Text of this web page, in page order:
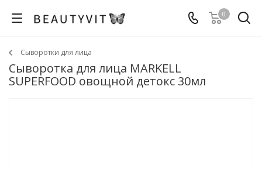
0
Сыворотки для лица
Сыворотка для лица MARKELL
SUPERFOOD овощной детокс 30мл